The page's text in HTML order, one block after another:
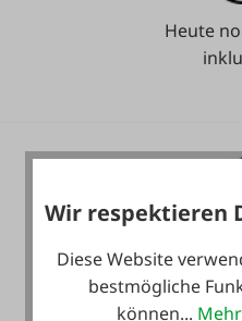
Heute
36
Wir respektieren
Diese Website
bestmögliche
können...